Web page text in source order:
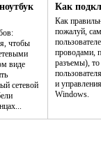
чтобы
виде
сетевой
Как
Как
пожалуй,
проводами,
разъемы), то
и
Windows.